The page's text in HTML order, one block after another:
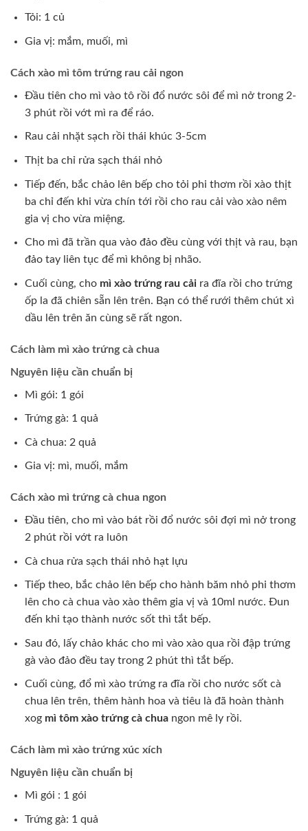
Tỏi: 1 củ
Gia vị: mắm, muối, mì
Cách xào mì tôm trứng rau cải ngon
Đầu tiên cho mì vào tô rồi đổ nước sôi để mì nở trong 2-
3 phút rồi vớt mì ra để ráo.
Rau cải nhặt sạch rồi thái khúc 3-5cm
Thịt ba chỉ rửa sạch thái nhỏ
Tiếp đến, bắc chảo lên bếp cho tỏi phi thơm rồi xào thịt
ba chỉ đến khi vừa chín tới rồi cho rau cải vào xào nêm
gia vị cho vừa miệng.
Cho mì đã trần qua vào đảo đều cùng với thịt và rau, bạn
đảo tay liên tục để mì không bị nhão.
Cuối cùng, cho mì xào trứng rau cải ra đĩa rồi cho trứng
ốp la đã chiên sẵn lên trên. Bạn có thể rưới thêm chút xì
dầu lên trên ăn cùng sẽ rất ngon.
Cách làm mì xào trứng cà chua
Nguyên liệu cần chuẩn bị
Mì gói: 1 gói
Trứng gà: 1 quả
Cà chua: 2 quả
Gia vị: mì, muối, mắm
Cách xào mì trứng cà chua ngon
Đầu tiên, cho mì vào bát rồi đổ nước sôi đợi mì nở trong
2 phút rồi vớt ra luôn
Cà chua rửa sạch thái nhỏ hạt lựu
Tiếp theo, bắc chảo lên bếp cho hành băm nhỏ phi thơm
lên cho cà chua vào xào thêm gia vị và 10ml nước. Đun
đến khi tạo thành nước sốt thì tắt bếp.
Sau đó, lấy chảo khác cho mì vào xào qua rồi đập trứng
gà vào đảo đều tay trong 2 phút thì tắt bếp.
Cuối cùng, đổ mì xào trứng ra đĩa rồi cho nước sốt cà
chua lên trên, thêm hành hoa và tiêu là đã hoàn thành
xogmì tôm xào trứng cà chua ngon mê ly rồi.
Cách làm mì xào trứng xúc xích
Nguyên liệu cần chuẩn bị
Mì gói : 1 gói
Trứng gà: 1 quả